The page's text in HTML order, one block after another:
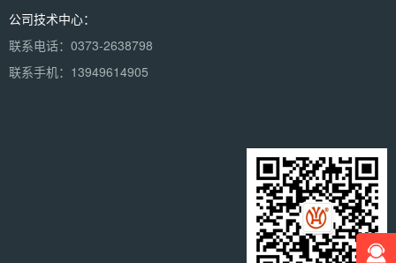
公司技术中心：
联系电话：0373-2638798
联系手机：13949614905